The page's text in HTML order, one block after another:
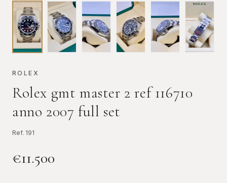
ROLEX
Rolex gmt master 2 ref 116710
anno 2007 full set
Ref. 191
€11.500